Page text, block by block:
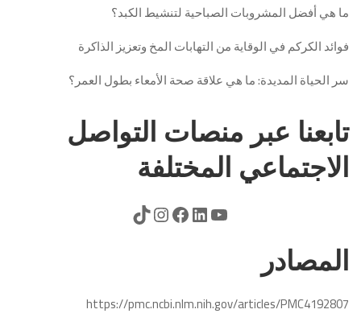
ما هي أفضل المشروبات الصباحية لتنشيط الكبد؟
فوائد الكركم في الوقاية من التهابات المخ وتعزيز الذاكرة
سر الحياة المديدة: ما هي علاقة صحة الأمعاء بطول العمر؟
تابعنا عبر منصات التواصل
الاجتماعي المختلفة
المصادر
https://pmc.ncbi.nlm.nih.gov/articles/PMC4192807